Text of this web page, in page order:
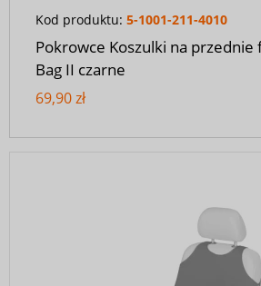
Kod produktu: 5-1001-211-4010
Pokrowce Koszulki na przednie
Bag II czarne
69,90 zł